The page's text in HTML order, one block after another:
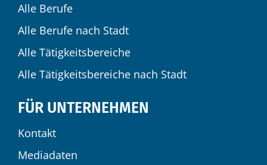
Alle Berufe
Alle Berufe nach Stadt
Alle Tätigkeitsbereiche
Alle Tätigkeitsbereiche nach Stadt
FÜR UNTERNEHMEN
Kontakt
Mediadaten